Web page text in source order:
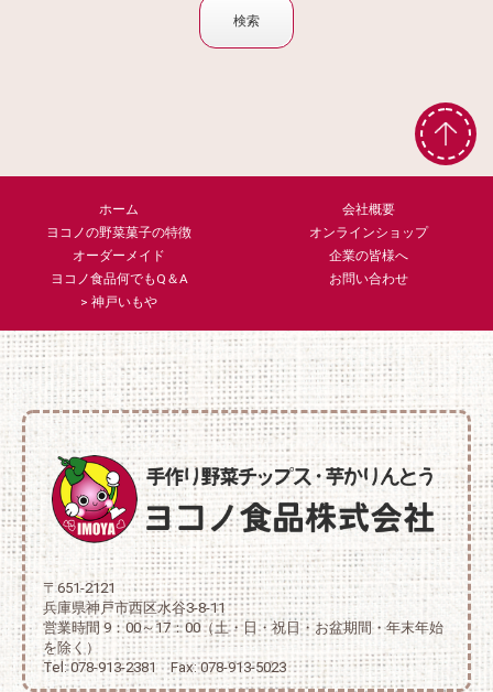
ホーム
会社概要
ヨコノの野菜菓子の特徴
オンラインショップ
オーダーメイド
企業の皆様へ
ヨコノ食品何でもQ＆A
お問い合わせ
> 神戸いもや
〒651-2121
兵庫県神戸市西区水谷3-8-11
営業時間 9：00～17：00（土・日・祝日・お盆期間・年末年始
を除く）
Tel: 078-913-2381 Fax: 078-913-5023